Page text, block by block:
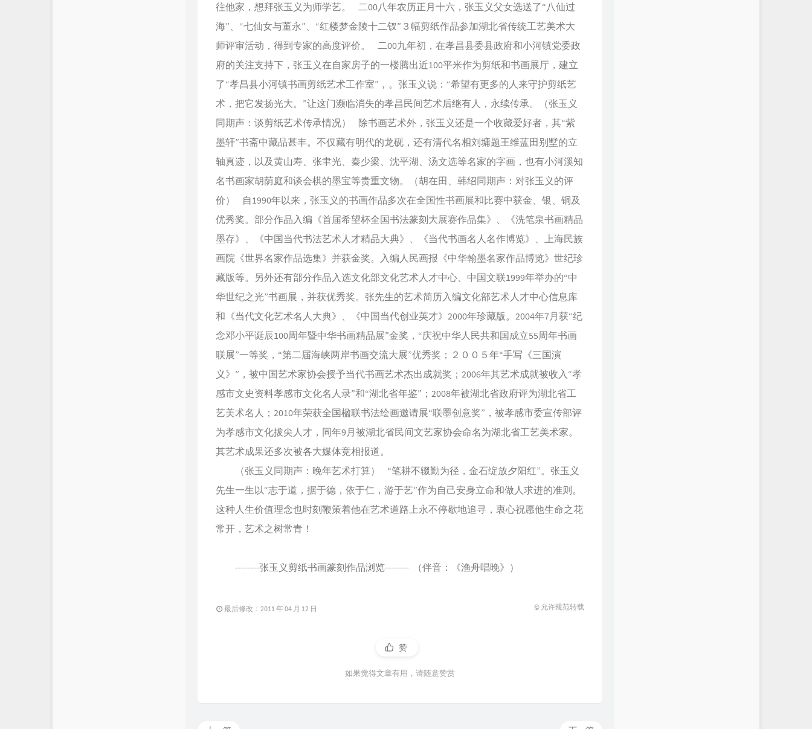
往他家，想拜张玉义为师学艺。 二00八年农历正月十六，张玉义父女选送了“八仙过
海”、“七仙女与董永”、“红楼梦金陵十二钗”３幅剪纸作品参加湖北省传统工艺美术大
师评审活动，得到专家的高度评价。 二00九年初，在孝昌县委县政府和小河镇党委政
府的关注支持下，张玉义在自家房子的一楼腾出近100平米作为剪纸和书画展厅，建立
了“孝昌县小河镇书画剪纸艺术工作室”，。张玉义说：“希望有更多的人来守护剪纸艺
术，把它发扬光大。”让这门濒临消失的孝昌民间艺术后继有人，永续传承。（张玉义
同期声：谈剪纸艺术传承情况） 除书画艺术外，张玉义还是一个收藏爱好者，其“紫
墨轩”书斋中藏品甚丰。不仅藏有明代的龙砚，还有清代名相刘墉题王维蓝田别墅的立
轴真迹，以及黄山寿、张聿光、秦少梁、沈平湖、汤文选等名家的字画，也有小河溪知
名书画家胡荫庭和谈会棋的墨宝等贵重文物。（胡在田、韩绍同期声：对张玉义的评
价） 自1990年以来，张玉义的书画作品多次在全国性书画展和比赛中获金、银、铜及
优秀奖。部分作品入编《首届希望杯全国书法篆刻大展赛作品集》、《洗笔泉书画精品
墨存》、《中国当代书法艺术人才精品大典》、《当代书画名人名作博览》、上海民族
画院《世界名家作品选集》并获金奖。入编人民画报《中华翰墨名家作品博览》世纪珍
藏版等。另外还有部分作品入选文化部文化艺术人才中心、中国文联1999年举办的“中
华世纪之光”书画展，并获优秀奖。张先生的艺术简历入编文化部艺术人才中心信息库
和《当代文化艺术名人大典》、《中国当代创业英才》2000年珍藏版。2004年7月获“纪
念邓小平诞辰100周年暨中华书画精品展”金奖，“庆祝中华人民共和国成立55周年书画
联展”一等奖，“第二届海峡两岸书画交流大展”优秀奖；２００５年“手写《三国演
义》”，被中国艺术家协会授予当代书画艺术杰出成就奖；2006年其艺术成就被收入“孝
感市文史资料孝感市文化名人录”和“湖北省年鉴”；2008年被湖北省政府评为湖北省工
艺美术名人；2010年荣获全国楹联书法绘画邀请展“联墨创意奖”，被孝感市委宣传部评
为孝感市文化拔尖人才，同年9月被湖北省民间文艺家协会命名为湖北省工艺美术家。
其艺术成果还多次被各大媒体竞相报道。
（张玉义同期声：晚年艺术打算） “笔耕不辍勤为径，金石绽放夕阳红”。张玉义
先生一生以“志于道，据于德，依于仁，游于艺”作为自己安身立命和做人求进的准则。
这种人生价值理念也时刻鞭策着他在艺术道路上永不停歇地追寻，衷心祝愿他生命之花
常开，艺术之树常青！
--------张玉义剪纸书画篆刻作品浏览-------- （伴音：《渔舟唱晚》）
最后修改：2011 年 04 月 12 日 © 允许规范转载
赞
如果觉得文章有用，请随意赞赏